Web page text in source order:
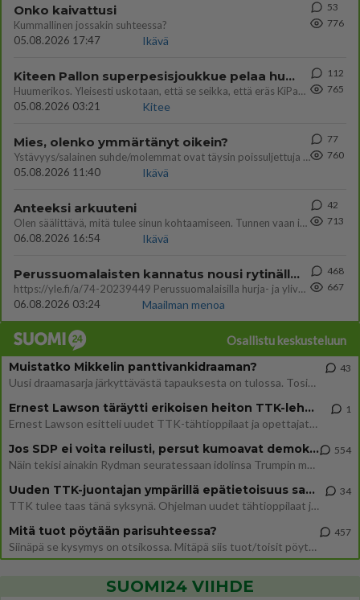
Onko kaivattusi
Kummallinen jossakin suhteessa?
05.08.2026 17:47
Ikävä
53
776
Kiteen Pallon superpesisjoukkue pelaa huumeiden vaikutuksen alaisena
Huumerikos. Yleisesti uskotaan, että se seikka, että eräs KiPan pelaaja kärähtää huumeista, on vain jäävuoren huippu. M
05.08.2026 03:21
Kitee
112
765
Mies, olenko ymmärtänyt oikein?
Ystävyys/salainen suhde/molemmat ovat täysin poissuljettuja asioita? Nainen
05.08.2026 11:40
Ikävä
77
760
Anteeksi arkuuteni
Olen säälittävä, mitä tulee sinun kohtaamiseen. Tunnen vaan itseni todella epävarmaksi sun kanssa. Jos minun olisi pitän
06.08.2026 16:54
Ikävä
42
713
Perussuomalaisten kannatus nousi rytinällä Ylen tänään julkaisemassa tuoreimmassa gallup-kyselyssä.
https://yle.fi/a/74-20239449 Perussuomalaisilla hurja- ja ylivoimaisesti suurin nousu tässä uudessa Ylen gallupissa. Kyl
06.08.2026 03:24
Maailman menoa
468
667
Osallistu keskusteluun
Muistatko Mikkelin panttivankidraaman?
Uusi draamasarja järkyttävästä tapauksesta on tulossa. Tositapahtumiin perustuva sarja ammentaa vuoden 1986 Mikkelin pan
43
Ernest Lawson täräytti erikoisen heiton TTK-lehdistötilaisuudessa: " Onko tässä tarkoituksena...?"
Ernest Lawson esitteli uudet TTK-tähtioppilaat ja opettajat torstaina 6.8. lehdistölle. Tulevalla kaudella on yksi hausk
1
Jos SDP ei voita reilusti, persut kumoavat demokratian Suomesta
Näin tekisi ainakin Rydman seuratessaan idolinsa Trumpin mallia https://www.is.fi/politiikka/art-2000012187244.html
554
Uuden TTK-juontajan ympärillä epätietoisuus sakenee - Nyt MTV hämmentää soppaa
TTK tulee taas tänä syksynä. Ohjelman uudet tähtioppilaat julkistetaan torstaina 6. elokuuta klo 14 alkavassa lehdistö
34
Mitä tuot pöytään parisuhteessa?
Siinäpä se kysymys on otsikossa. Mitäpä siis tuot/toisit pöytään parisuhteessa? Oletko mies vai nainen? Koetko sen mitä
457
SUOMI24 VIIHDE